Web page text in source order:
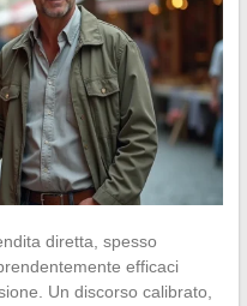
diretta, spesso
efficaci
Un discorso calibrato,